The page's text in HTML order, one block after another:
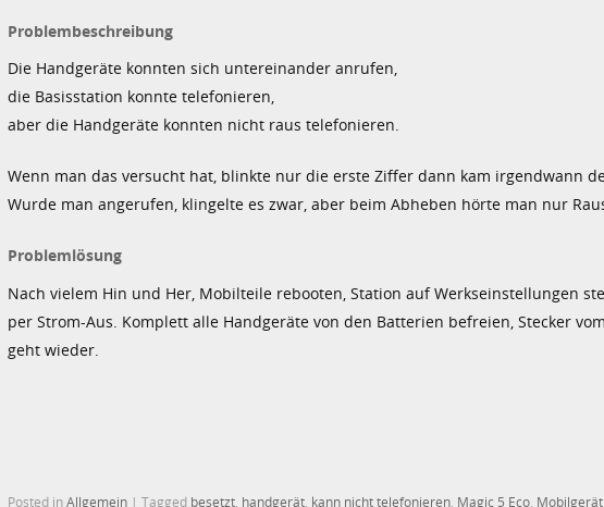
Problembeschreibung
Die Handgeräte konnten sich untereinander anrufen,
die Basisstation konnte telefonieren,
aber die Handgeräte konnten nicht raus telefonieren.
Wenn man das versucht hat, blinkte nur die erste Ziffer dann kam irgendwann
Wurde man angerufen, klingelte es zwar, aber beim Abheben hörte man nur
Problemlösung
Nach vielem Hin und Her, Mobilteile rebooten, Station auf Werkseinstellungen
per Strom-Aus. Komplett alle Handgeräte von den Batterien befreien, Stecker
geht wieder.
Posted inAllgemein | Tagged besetzt handgerät kann nicht telefonieren Magic 5 Eco Mobilgerät